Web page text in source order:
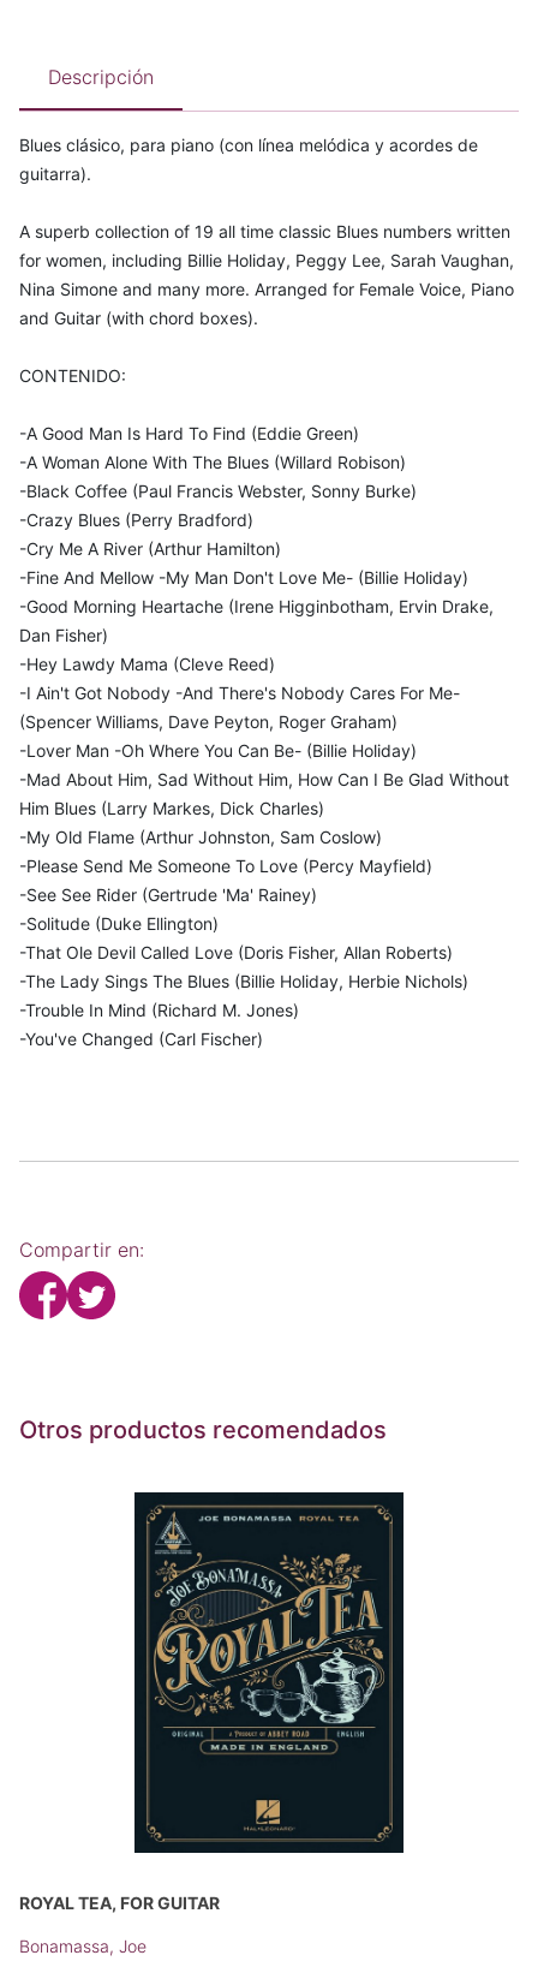
Descripción
Blues clásico, para piano (con línea melódica y acordes de
guitarra).
A superb collection of 19 all time classic Blues numbers written
for women, including Billie Holiday, Peggy Lee, Sarah Vaughan,
Nina Simone and many more. Arranged for Female Voice, Piano
and Guitar (with chord boxes).
CONTENIDO:
-A Good Man Is Hard To Find (Eddie Green)
-A Woman Alone With The Blues (Willard Robison)
-Black Coffee (Paul Francis Webster, Sonny Burke)
-Crazy Blues (Perry Bradford)
-Cry Me A River (Arthur Hamilton)
-Fine And Mellow -My Man Don't Love Me- (Billie Holiday)
-Good Morning Heartache (Irene Higginbotham, Ervin Drake,
Dan Fisher)
-Hey Lawdy Mama (Cleve Reed)
-I Ain't Got Nobody -And There's Nobody Cares For Me-
(Spencer Williams, Dave Peyton, Roger Graham)
-Lover Man -Oh Where You Can Be- (Billie Holiday)
-Mad About Him, Sad Without Him, How Can I Be Glad Without
Him Blues (Larry Markes, Dick Charles)
-My Old Flame (Arthur Johnston, Sam Coslow)
-Please Send Me Someone To Love (Percy Mayfield)
-See See Rider (Gertrude 'Ma' Rainey)
-Solitude (Duke Ellington)
-That Ole Devil Called Love (Doris Fisher, Allan Roberts)
-The Lady Sings The Blues (Billie Holiday, Herbie Nichols)
-Trouble In Mind (Richard M. Jones)
-You've Changed (Carl Fischer)
Compartir en:
Otros productos recomendados
ROYAL TEA, FOR GUITAR
Bonamassa, Joe